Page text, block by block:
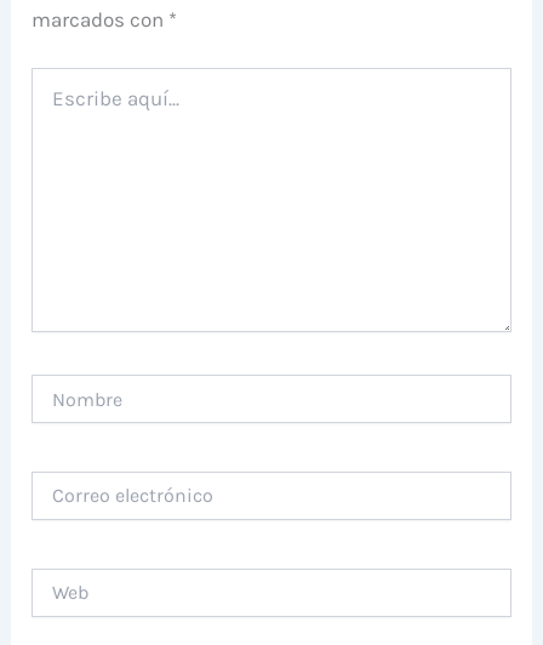
marcados con *
aquí...
electrónico